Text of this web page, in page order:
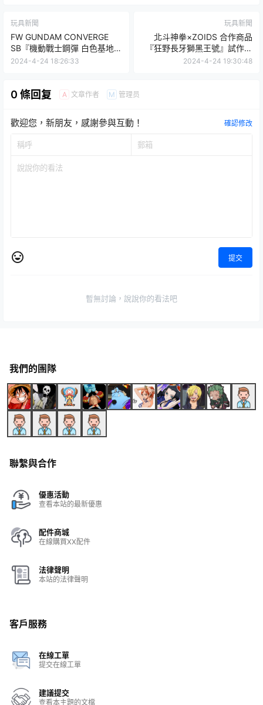
玩具新聞
FW GUNDAM CONVERGE
SB『機動戰士鋼彈 白色基地
（劇場版海報配色ver.）』細
2024-4-24 18:26:33
玩具新聞
北斗神拳×ZOIDS 合作商品
『狂野長牙獅黑王號』試作品
公開 帥氣黑金配色融合原作意
2024-4-24 19:30:48
0 條回复 A 文章作者 M 管理员
歡迎您，新朋友，感謝參與互動！ 確認修改
提交
暫無討論，說說你的看法吧
我們的團隊
聯繫與合作
優惠活動
查看本站的最新優惠
配件商城
在線購買XX配件
法律聲明
本站的法律聲明
客戶服務
在線工單
提交在線工單
建議提交
查看本主題的文檔